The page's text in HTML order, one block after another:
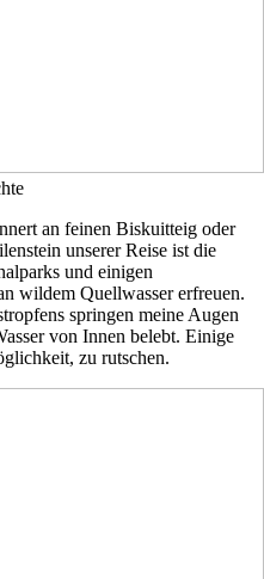
an feinen Biskuitteig oder
unserer Reise ist die
und einigen
wildem Quellwasser erfreuen.
springen meine Augen
von Innen belebt. Einige
zu rutschen.